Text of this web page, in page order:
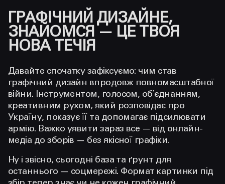
ГРАФІЧНИЙ ДИЗАЙНЕ,
ЗНАЙОМСЯ — ЦЕ ТВОЯ
НОВА ТЕЧІЯ
Давайте спочатку зафіксуємо: чим став
графічний дизайн впродовж повномасштабної
війни. Інструментом, голосом, обʼєднанням,
креативним рухом, який розповідає про
Україну, показує її та допомагає підсилювати
армію. Важко уявити зараз все — від онлайн-
медіа до зборів — без якісної графіки.
Ну і звісно, сьогодні база та ґрунт для
останнього — соцмережі. Формат картинки під